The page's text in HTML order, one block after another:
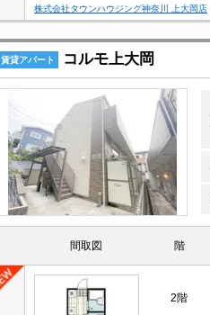
株式会社タウンハウジング神奈川 上大岡店
賃貸アパート コルモ上大岡
間取図 階
2階